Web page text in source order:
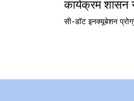
कार्यक्रम शासन
सी-डॉट इनक्यूबेशन